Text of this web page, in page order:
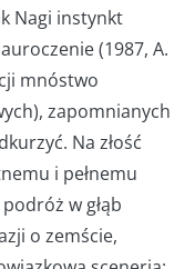
Nagi instynkt
(1987, A.
mnóstwo
zapomnianych
Na złość
i pełnemu
w głąb
o zemście,